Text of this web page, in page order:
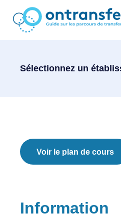
Sélectionnez un
Voir le plan de cours
Information